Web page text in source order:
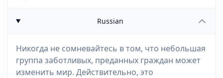
Russian
Никогда не сомневайтесь в том, что небольшая
группа заботливых, преданных граждан может
изменить мир. Действительно, это